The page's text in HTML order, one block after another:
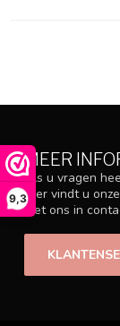
9,3
MEER
Als u vragen
Hier vindt u
met ons in